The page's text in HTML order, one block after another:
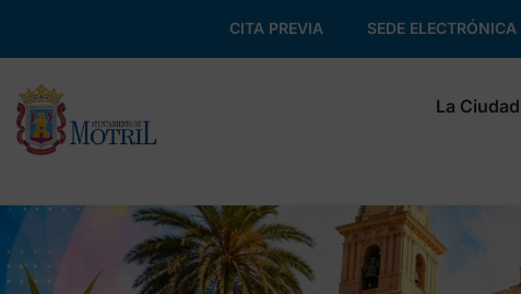
CITA PREVIA SEDE ELECTRÓNICA
La Ciudad